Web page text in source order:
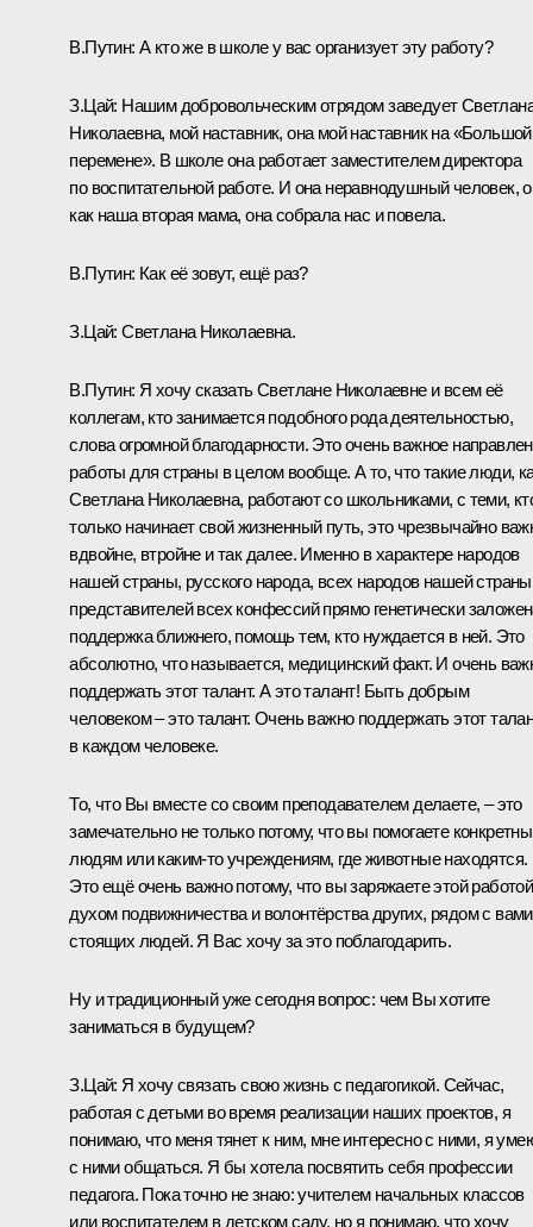
В.Путин: А кто же в школе у вас организует эту работу?
З.Цай: Нашим добровольческим отрядом заведует
Николаевна, мой наставник, она мой наставник на «Большой
перемене». В школе она работает заместителем директора
по воспитательной работе. И она неравнодушный человек,
как наша вторая мама, она собрала нас и повела.
В.Путин: Как её зовут, ещё раз?
З.Цай: Светлана Николаевна.
В.Путин: Я хочу сказать Светлане Николаевне и всем её
коллегам, кто занимается подобного рода деятельностью,
слова огромной благодарности. Это очень важное
работы для страны в целом вообще. А то, что такие люди,
Светлана Николаевна, работают со школьниками, с теми,
только начинает свой жизненный путь, это чрезвычайно
вдвойне, втройне и так далее. Именно в характере народов
нашей страны, русского народа, всех народов нашей
представителей всех конфессий прямо генетически
поддержка ближнего, помощь тем, кто нуждается в ней. Это
абсолютно, что называется, медицинский факт. И очень
поддержать этот талант. А это талант! Быть добрым
человеком – это талант. Очень важно поддержать этот
в каждом человеке.
То, что Вы вместе со своим преподавателем делаете, – это
замечательно не только потому, что вы помогаете
людям или каким-то учреждениям, где животные находятся.
Это ещё очень важно потому, что вы заряжаете этой
духом подвижничества и волонтёрства других, рядом с вами
стоящих людей. Я Вас хочу за это поблагодарить.
Ну и традиционный уже сегодня вопрос: чем Вы хотите
заниматься в будущем?
З.Цай: Я хочу связать свою жизнь с педагогикой. Сейчас,
работая с детьми во время реализации наших проектов, я
понимаю, что меня тянет к ним, мне интересно с ними, я
с ними общаться. Я бы хотела посвятить себя профессии
педагога. Пока точно не знаю: учителем начальных классов
или воспитателем в детском саду, но я понимаю, что хочу